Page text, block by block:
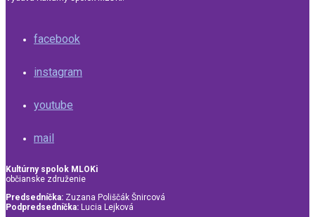
facebook
instagram
youtube
mail
Kultúrny spolok MLOKi
občianske združenie
Predsedníčka: Zuzana Poliščák Šnircová
Podpredsedníčka: Lucia Lejková